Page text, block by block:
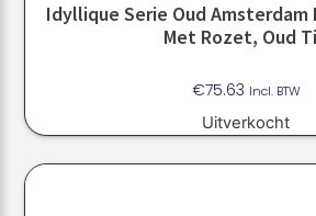
Idyllique Serie Oud Amsterdam
Met Rozet, Oud
€75.63 Incl. BTW
Uitverkocht